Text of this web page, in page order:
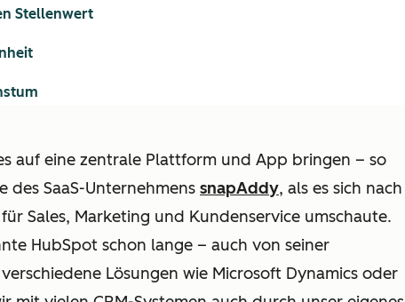
auf eine zentrale Plattform und App bringen – so
des SaaS-Unternehmens snapAddy, als es sich nach
Sales, Marketing und Kundenservice umschaute.
HubSpot schon lange – auch von seiner
Lösungen wie Microsoft Dynamics oder
Stellenwert